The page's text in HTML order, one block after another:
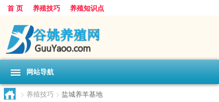
首 页 养殖技巧 养殖知识点
网站导航
> 养殖技巧 > 盐城养羊基地